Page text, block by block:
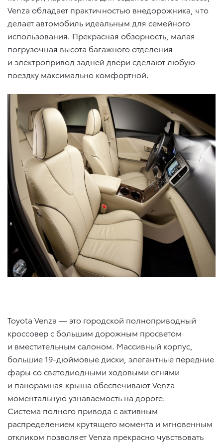
Venza обладает практичностью внедорожника, что
делает автомобиль идеальным для семейного
использования. Прекрасная обзорность, малая
погрузочная высота багажного отделения
и электропривод задней двери сделают любую
поездку максимально комфортной.
Toyota Venza — это городской полноприводный
кроссовер с большим дорожным просветом
и вместительным салоном. Массивный корпус,
большие 19-дюймовые диски, элегантные передние
фары со светодиодными ходовыми огнями
и панорамная крыша обеспечивают Venza
моментальную узнаваемость на дороге.
Система полного привода с активным
распределением крутящего момента и мгновенным
откликом позволяет Venza прекрасно чувствовать